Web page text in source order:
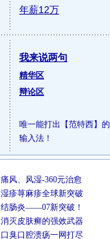
年薪12万
我来说两句
精华区
辩论区
唯一能打出【范特西】的
输入法！